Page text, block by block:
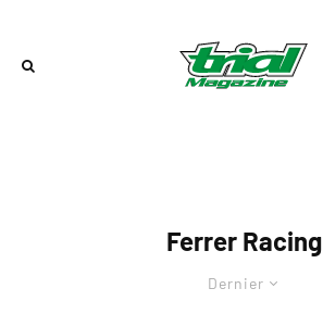
Ferrer Racing
Dernier